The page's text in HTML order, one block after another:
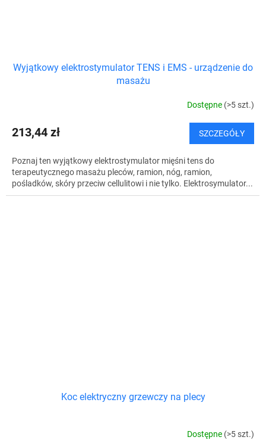
Wyjątkowy elektrostymulator TENS i EMS - urządzenie do
masażu
Dostępne (>5 szt.)
213,44 zł SZCZEGÓŁY
Poznaj ten wyjątkowy elektrostymulator mięśni tens do
terapeutycznego masażu pleców, ramion, nóg, ramion,
pośladków, skóry przeciw cellulitowi i nie tylko. Elektrosymulator...
Koc elektryczny grzewczy na plecy
Dostępne (>5 szt.)